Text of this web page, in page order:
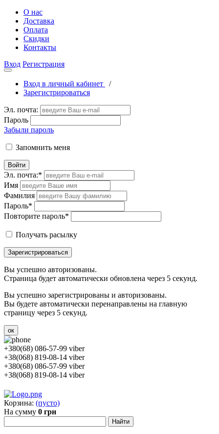
О нас
Доставка
Оплата
Скидки
Контакты
Вход Регистрация
Вход в личный кабинет
/
Зарегистрироваться
Эл. почта:
Пароль
Забыли пароль
Запомнить меня
Войти
Эл. почта:*
Имя
Фамилия
Пароль*
Повторите пароль*
Получать расылку
Зарегистрироваться
Вы успешно авторизованы.
Страница будет автоматически обновлена через 5 секунд.
Вы успешно зарегистрированы и авторизованы.
Вы будете автоматически перенаправлены на главную
страницу через 5 секунд.
ок
+380(68) 086-57-99 viber
+38(068) 819-08-14 viber
+380(68) 086-57-99 viber
+38(068) 819-08-14 viber
Корзина: (пусто)
На сумму 0 грн